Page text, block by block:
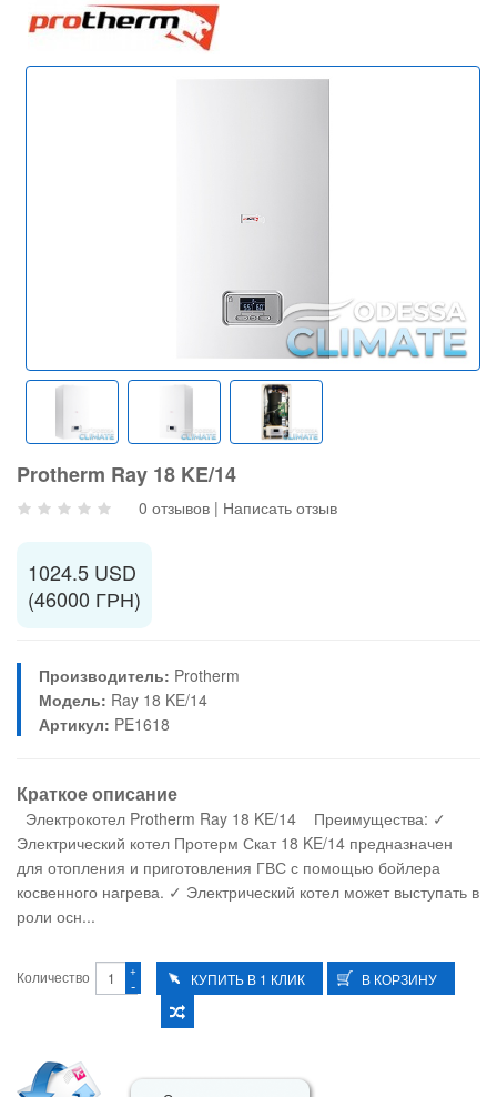
Protherm Ray 18 KE/14
0 отзывов | Написать отзыв
1024.5 USD
(46000 ГРН)
Производитель: Protherm
Модель: Ray 18 KE/14
Артикул: PE1618
Краткое описание
Электрокотел Protherm Ray 18 KE/14 Преимущества: ✓
Электрический котел Протерм Скат 18 KE/14 предназначен
для отопления и приготовления ГВС с помощью бойлера
косвенного нагрева. ✓ Электрический котел может выступать в
роли осн...
Количество -
+